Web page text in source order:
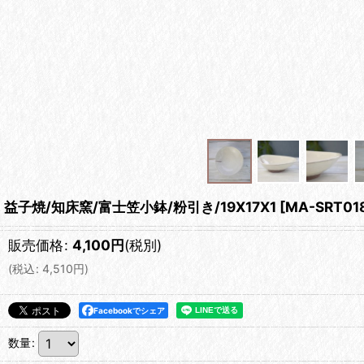
益子焼/知床窯/富士笠小鉢/粉引き/19X17X1 [MA-
販売価格: 4,100円(税別)
(税込: 4,510円)
Facebookでシェア
数量: